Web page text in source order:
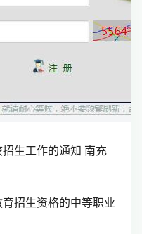
生工作的通知 南充
招生资格的中等职业